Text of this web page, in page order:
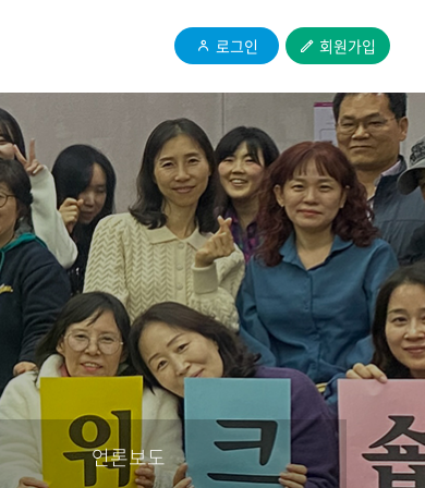
로그인 회원가입
언론보도